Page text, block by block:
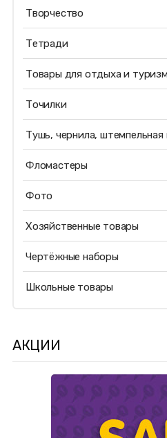
Творчество
Тетради
Товары для отдыха и
Точилки
Тушь, чернила, штемпельная
Фломастеры
Фото
Хозяйственные товары
Чертёжные наборы
Школьные товары
АКЦИИ